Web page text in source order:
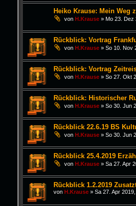
Heiko Krause: Mein Weg
von H.Krause» Mo 23. Dez
Rückblick: Vortrag
von H.Krause» So 10. Nov
Rückblick: Vortrag
von H.Krause» So 27. Okt
Rückblick: Historischer
von H.Krause» So 30. Jun
Rückblick 22.6.19 BS
von H.Krause» So 30. Jun
Rückblick 25.4.2019
von H.Krause» Sa 27. Apr
Rückblick 1.2.2019
von H.Krause» Sa 27. Apr 2019,